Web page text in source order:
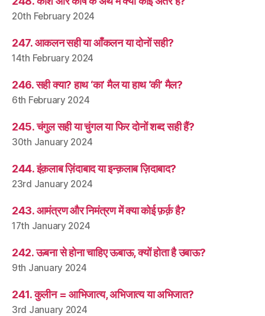
20th February 2024
247. आकलन सही या आँकलन या दोनों सही?
14th February 2024
246. सही क्या? हाथ ‘का’ मैल या हाथ ‘की’ मैल?
6th February 2024
245. चंगुल सही या चुंगल या फिर दोनों शब्द सही हैं?
30th January 2024
244. इंक़लाब ज़िंदाबाद या इन्क़लाब ज़िदाबाद?
23rd January 2024
243. आमंत्रण और निमंत्रण में क्या कोई फ़र्क़ है?
17th January 2024
242. ऊबना से होना चाहिए ऊबाऊ, क्यों होता है उबाऊ?
9th January 2024
241. कुलीन = आभिजात्य, अभिजात्य या अभिजात?
3rd January 2024